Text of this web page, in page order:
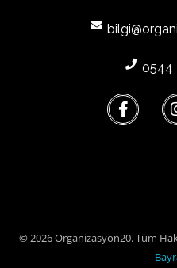
0544
© 2026 Organizasyon20. Tüm